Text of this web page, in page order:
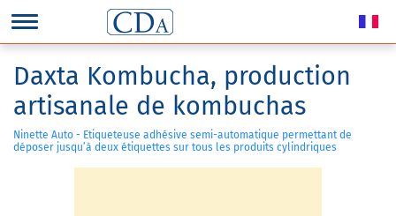
Daxta Kombucha, production
artisanale de kombuchas
Ninette Auto - Etiqueteuse adhésive semi-automatique permettant de
déposer jusqu’à deux étiquettes sur tous les produits cylindriques